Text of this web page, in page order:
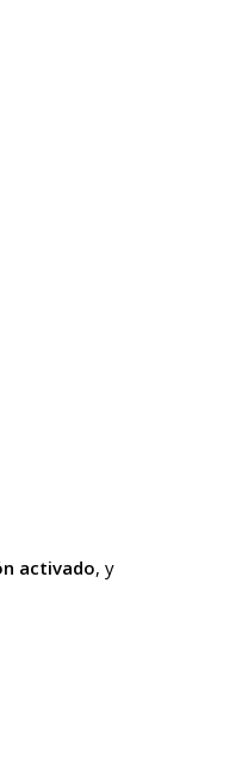
activado, y